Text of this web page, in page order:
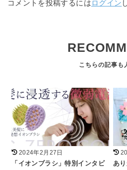
コメントを投稿するにはログイン
2024年2月27日
「イオンブラシ」特別インタビ
あ